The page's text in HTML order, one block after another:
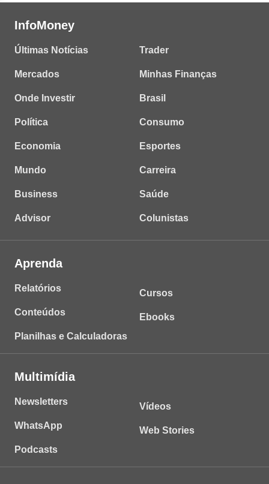
InfoMoney
Últimas Notícias
Mercados
Onde Investir
Política
Economia
Mundo
Business
Advisor
Trader
Minhas Finanças
Brasil
Consumo
Esportes
Carreira
Saúde
Colunistas
Aprenda
Relatórios
Conteúdos
Planilhas e Calculadoras
Cursos
Ebooks
Multimídia
Newsletters
WhatsApp
Podcasts
Vídeos
Web Stories